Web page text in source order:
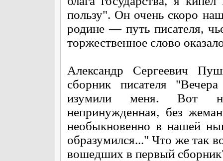
пользу". Он очень скоро
родине — путь писателя,
торжественное слово
Александр Сергеевич
сборник писателя
изумили меня. Вот
непринужденная, без
необыкновенно в нашей
образумился..." Что же так
вошедших в первый